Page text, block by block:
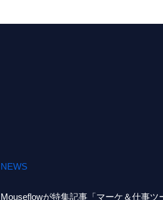
NEWS
Mouseflowが特集記事「マーケ＆仕事ツ